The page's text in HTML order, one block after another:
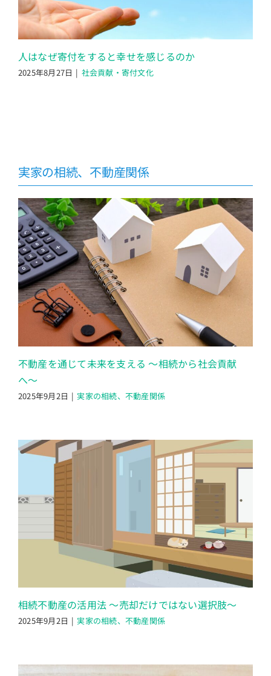
人はなぜ寄付をすると幸せを感じるのか
2025年8月27日 | 社会貢献・寄付文化
実家の相続、不動産関係
不動産を通じて未来を支える 〜相続から社会貢献
へ〜
2025年9月2日 | 実家の相続、不動産関係
相続不動産の活用法 〜売却だけではない選択肢〜
2025年9月2日 | 実家の相続、不動産関係